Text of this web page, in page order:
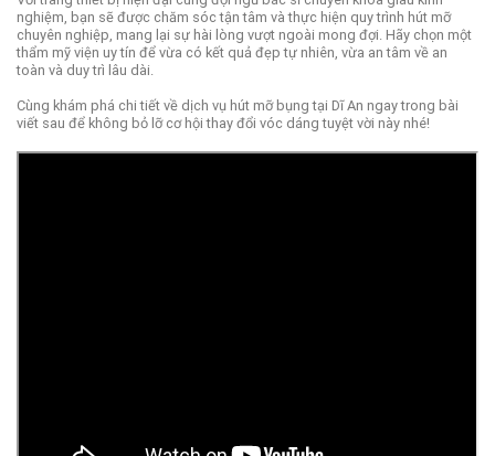
nghiệm, bạn sẽ được chăm sóc tận tâm và thực hiện quy trình hút mỡ
chuyên nghiệp, mang lại sự hài lòng vượt ngoài mong đợi. Hãy chọn một
thẩm mỹ viện uy tín để vừa có kết quả đẹp tự nhiên, vừa an tâm về an
toàn và duy trì lâu dài.
Cùng khám phá chi tiết về dịch vụ hút mỡ bụng tại Dĩ An ngay trong bài
viết sau để không bỏ lỡ cơ hội thay đổi vóc dáng tuyệt vời này nhé!